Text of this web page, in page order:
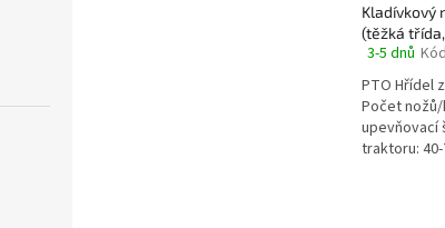
Kladívkový
(těžká
Průměrné
hodnocení
produktu
je
5,0
3-5 dnů
PTO Hřídel
Počet nožů/
upevňovací
traktoru: 40-